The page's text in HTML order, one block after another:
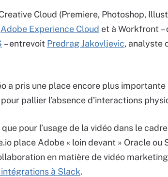
Cloud (Premiere, Photoshop,
Adobe Experience Cloud et à Workfront –
– entrevoit Predrag Jakovljevic, analyste
a pris une place encore plus
pallier l’absence d’interactions
pour l’usage de la vidéo dans le
place Adobe « loin devant » Oracle ou
en matière de vidéo
à Slack.